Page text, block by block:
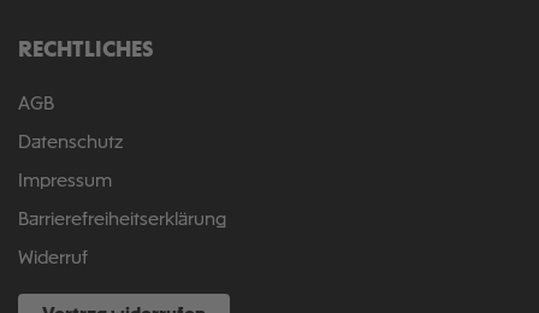
RECHTLICHES
AGB
Datenschutz
Impressum
Barrierefreiheitserklärung
Widerruf